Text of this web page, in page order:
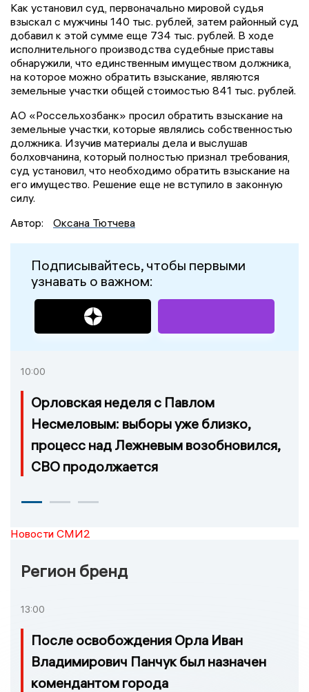
Как установил суд, первоначально мировой судья
взыскал с мужчины 140 тыс. рублей, затем районный суд
добавил к этой сумме еще 734 тыс. рублей. В ходе
исполнительного производства судебные приставы
обнаружили, что единственным имуществом должника,
на которое можно обратить взыскание, являются
земельные участки общей стоимостью 841 тыс. рублей.
АО «Россельхозбанк» просил обратить взыскание на
земельные участки, которые являлись собственностью
должника. Изучив материалы дела и выслушав
болховчанина, который полностью признал требования,
суд установил, что необходимо обратить взыскание на
его имущество. Решение еще не вступило в законную
силу.
Автор:
Оксана Тютчева
Подписывайтесь, чтобы первыми
узнавать о важном:
10:00
Орловская неделя с Павлом
Несмеловым: выборы уже близко,
процесс над Лежневым возобновился,
СВО продолжается
Новости СМИ2
Регион бренд
13:00
После освобождения Орла Иван
Владимирович Панчук был назначен
комендантом города